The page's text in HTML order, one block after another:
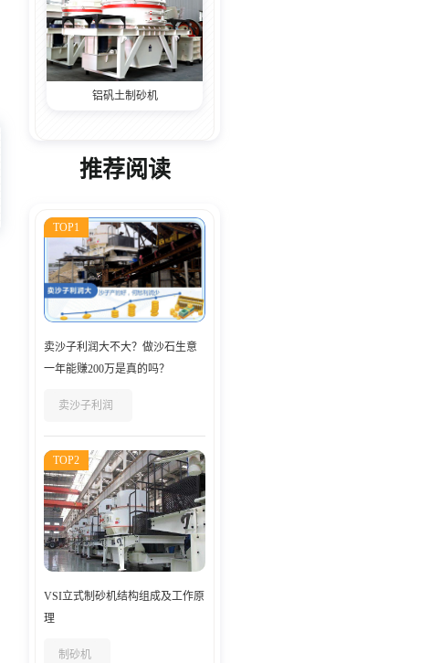
铝矾土制砂机
推荐阅读
TOP1
卖沙子利润大不大？做沙石生意
一年能赚200万是真的吗？
卖沙子利润
TOP2
VSI立式制砂机结构组成及工作原
理
制砂机